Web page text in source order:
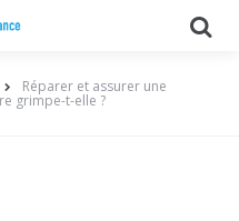
Réparer et assurer une
grimpe-t-elle ?